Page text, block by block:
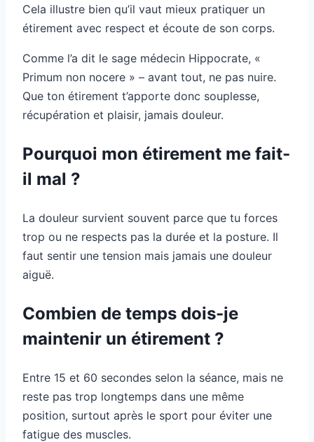
Cela illustre bien qu’il vaut mieux pratiquer un
étirement avec respect et écoute de son corps.
Comme l’a dit le sage médecin Hippocrate, «
Primum non nocere » – avant tout, ne pas nuire.
Que ton étirement t’apporte donc souplesse,
récupération et plaisir, jamais douleur.
Pourquoi mon étirement me fait-
il mal ?
La douleur survient souvent parce que tu forces
trop ou ne respects pas la durée et la posture. Il
faut sentir une tension mais jamais une douleur
aiguë.
Combien de temps dois-je
maintenir un étirement ?
Entre 15 et 60 secondes selon la séance, mais ne
reste pas trop longtemps dans une même
position, surtout après le sport pour éviter une
fatigue des muscles.